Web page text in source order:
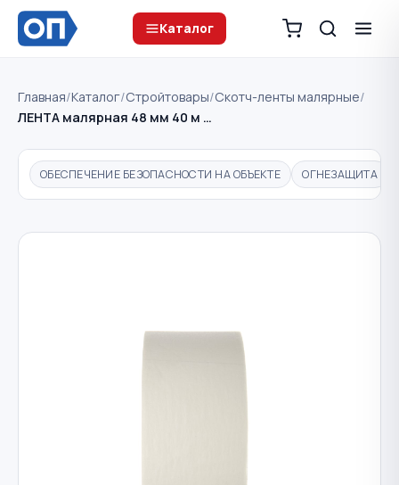
Каталог
Главная/Каталог/Стройтовары/Скотч-ленты малярные/
ЛЕНТА малярная 48 мм 40 м …
ОБЕСПЕЧЕНИЕ БЕЗОПАСНОСТИ НА ОБЪЕКТЕ ОГНЕЗАЩИТА